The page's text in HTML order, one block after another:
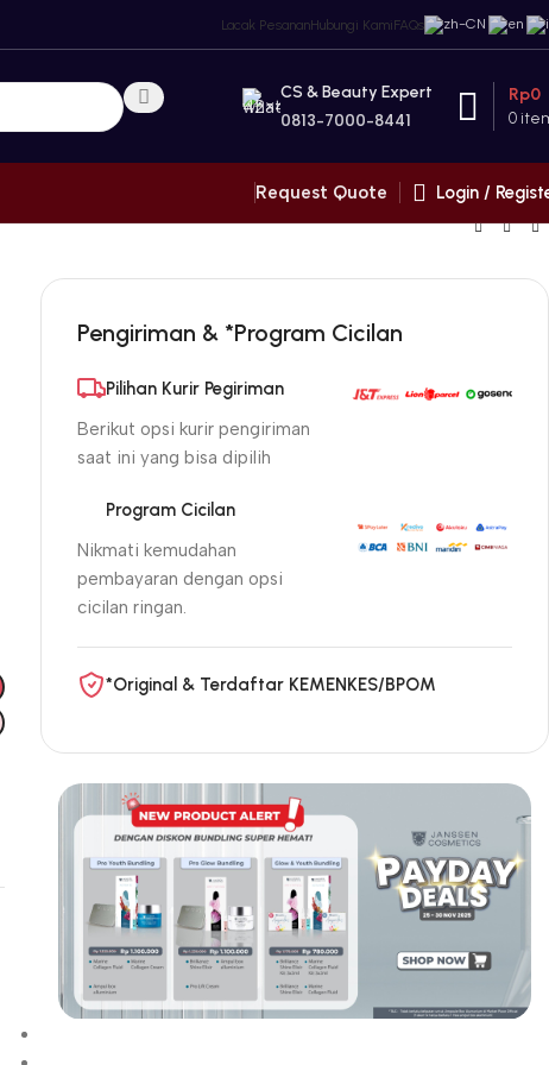
Lacak PesananHubungi KamiFAQs
CS & Beauty Expert
0813-7000-8441 0
Rp0
Request Quote
Login /
Pengiriman & *Program Cicilan
Pilihan Kurir Pegiriman
Berikut opsi kurir pengiriman
saat ini yang bisa dipilih
Program Cicilan
Nikmati kemudahan
pembayaran dengan opsi
cicilan ringan.
*Original & Terdaftar KEMENKES/BPOM